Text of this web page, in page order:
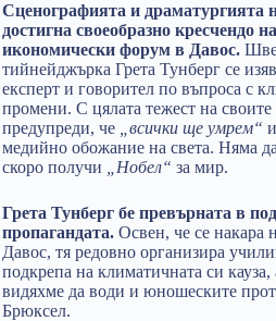
Сценографията и драматургията
достигна своеобразно кресчендо
икономически форум в Давос.
тийнейджърка Грета Тунберг се
експерт и говорител по въпроса с
промени. С цялата тежест на
предупреди, че
„всички ще умрем“
медийно обожание на света. Няма
скоро получи
„Нобел“ за мир.
Грета Тунберг бе превърната в
пропагандата. Освен, че се накара
Давос, тя редовно организира
подкрепа на климатичната си
видяхме да води и юношеските
Брюксел.